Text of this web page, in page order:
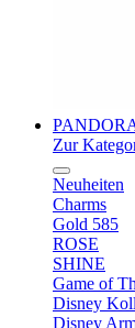
Zur
Neuheiten
Charms
Gold 585
ROSE
SHINE
Game of
Disney
Disney